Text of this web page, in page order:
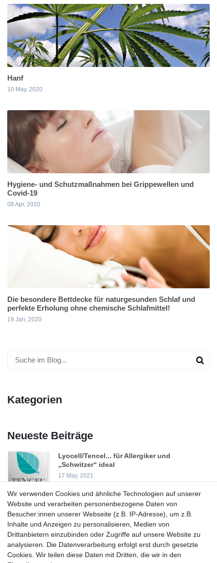
Hanf
10 May, 2020
Hygiene- und Schutzmaßnahmen bei Grippewellen und
Covid-19
08 Apr, 2020
Die besondere Bettdecke für naturgesunden Schlaf und
perfekte Erholung ohne chemische Schlafmittel!
19 Jan, 2020
Kategorien
Neueste Beiträge
Lyocell/Tencel... für Allergiker und
„Schwitzer“ ideal
17 May, 2021
Frohe Weihnachten
23 Dec, 2020
Nachhaltig Kuscheln…
Wir verwenden Cookies und ähnliche Technologien auf unserer
Website und verarbeiten personenbezogene Daten von
Besucher:innen unserer Webseite (z.B. IP-Adresse), um z.B.
Inhalte und Anzeigen zu personalisieren, Medien von
Drittanbietern einzubinden oder Zugriffe auf unsere Website zu
analysieren. Die Datenverarbeitung erfolgt erst durch gesetzte
Cookies. Wir teilen diese Daten mit Dritten, die wir in den